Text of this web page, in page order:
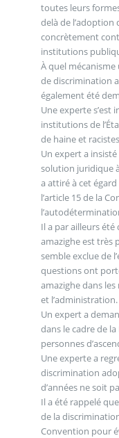
toutes leurs
delà de
concrètement
institutions
À quel
de discrimination
également été
Une experte s’est
institutions de
de haine et
Un expert a
solution juridique
a attiré à cet
l’article 15 de la
Il a par ailleurs
amazighe est très
semble exclue de
questions ont
amazighe dans
et l’administration.
Un expert a
dans le cadre de
personnes
Une experte a
discrimination
d’années ne soit
Il a été rappelé
de la
Convention pour